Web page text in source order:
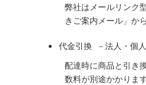
弊社はメールリンク
きご案内メール」か
代金引換 －法人・個
配達時に商品と引き
数料が別途かかりま